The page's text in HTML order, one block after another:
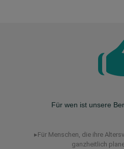
Für wen ist unsere
▸Für Menschen, die ihre
ganzheitlich